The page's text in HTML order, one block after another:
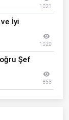
1021
İyi
1020
Şef
853